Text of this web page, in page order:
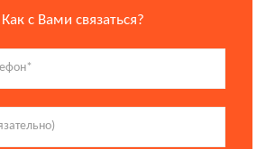
Как с Вами связаться?